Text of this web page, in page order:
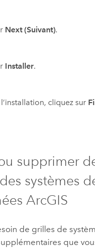
Next (Suivant).
Installer.
cliquez sur
supprimer
systèmes
ArcGIS
de grilles de
que